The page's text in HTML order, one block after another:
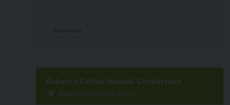
Robert's Coffee Helsinki Citykäytävä
Aleksanterinkatu 21, Helsinki